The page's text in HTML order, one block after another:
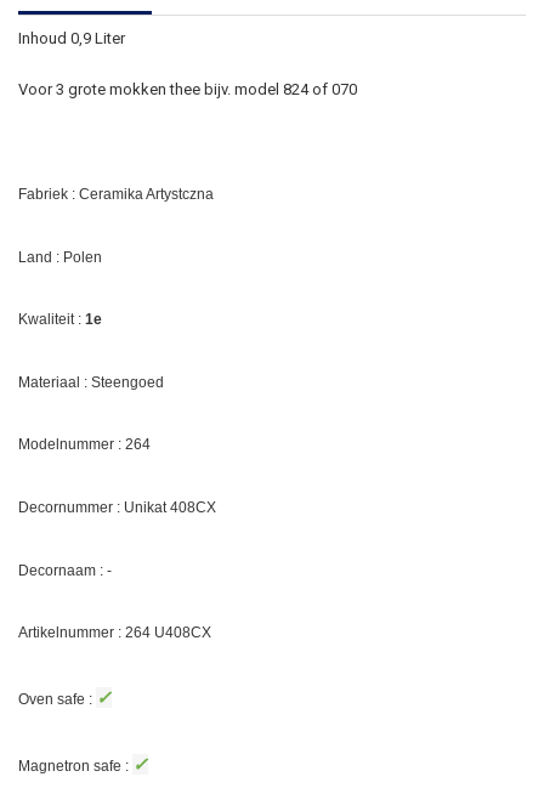
Inhoud 0,9 Liter
Voor 3 grote mokken thee bijv. model 824 of 070
Fabriek : Ceramika Artystczna
Land : Polen
Kwaliteit : 1e
Materiaal : Steengoed
Modelnummer : 264
Decornummer : Unikat 408CX
Decornaam : -
Artikelnummer : 264 U408CX
Oven safe : ✓
Magnetron safe : ✓